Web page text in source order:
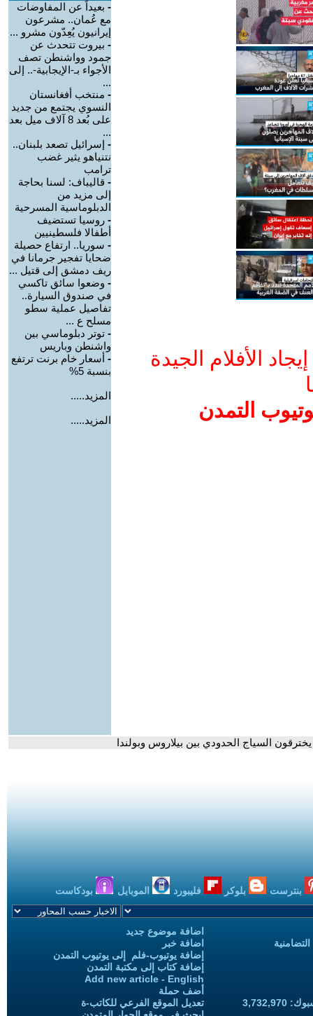
الأفلام الجيدة
التمدن
- بعيداً عن المفاوضات
مع عُمان.. مشرعون
إيرانيون يُعِدّون مشرو ...
- بيروت تتحدث عن
جمود وواشنطن تصف
الأجواء بـ-الإيجابية-.. إلى
...
- منتخب أفغانستان
النسوي يجتمع من جديد
على بُعد 8 آلاف ميل بعد
...
- إسرائيل تصعد بلبنان..
نتنياهو يثير غضب
ترامب
- قاليباف: لسنا بحاجة
إلى مزيد من
الدبلوماسية المسرحية
- روسيا تستضيف
أطفالا فلسطينيين
- سوريا.. ارتفاع حصيلة
ضحايا تفجير جرمانا في
ريف دمشق إلى قتيل ...
- وضعوا سائق تاكسي
في صندوق السيارة..
تفاصيل عملية سطو
مسلح ع ...
- توتر دبلوماسي بين
واشنطن وباريس
- أسعار خام برنت ترتفع
بنسبة 5%
المزيد.....
المزيد.....
السياج الحدودي بين بيلاروس وبولندا
بنترست بلوكر فليبورد الموبايل بودكاست
اضافة موضوع جديد
اضافة خبر
إضافة يوتيوب-فلم إلى يوتيوب التمدن
إضافة كتاب إلى مكتبة التمدن
Add new article - English
أضف حملة
تعديل الموقع الفرعي للكاتب-ة